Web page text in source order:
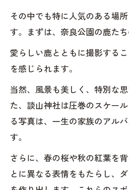
その中でも特に人気のある場
す。まずは、奈良公園の鹿たち
愛らしい鹿とともに撮影する
を感じられます。
当然、風景も美しく、特別な
た、談山神社は圧巻のスケー
る写真は、一生の家族のアル
す。
さらに、春の桜や秋の紅葉を
とに異なる表情をもたらし、